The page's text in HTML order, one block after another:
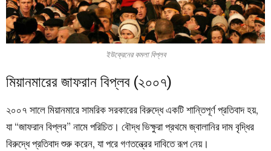
ইউক্রেনের কমলা বিপ্লব
মিয়ানমারের জাফরান বিপ্লব (২০০৭)
২০০৭ সালে মিয়ানমারে সামরিক সরকারের বিরুদ্ধে একটি শান্তিপূর্ণ প্রতিবাদ হয়,
যা “জাফরান বিপ্লব” নামে পরিচিত। বৌদ্ধ ভিক্ষুরা প্রথমে জ্বালানির দাম বৃদ্ধির
বিরুদ্ধে প্রতিবাদ শুরু করেন, যা পরে গণতন্ত্রের দাবিতে রূপ নেয়।